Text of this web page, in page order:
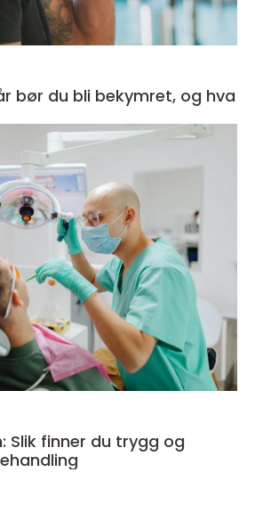
Slik finner du trygg og